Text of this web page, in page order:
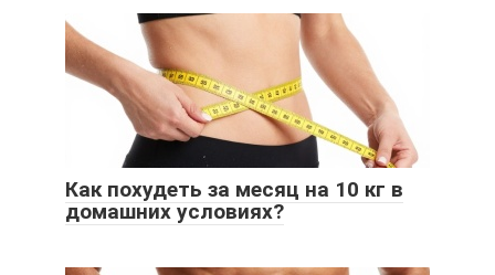
Как похудеть за месяц на 10 кг в
домашних условиях?